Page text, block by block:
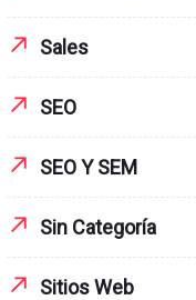
Sales
SEO
SEO Y SEM
Sin Categoría
Sitios Web